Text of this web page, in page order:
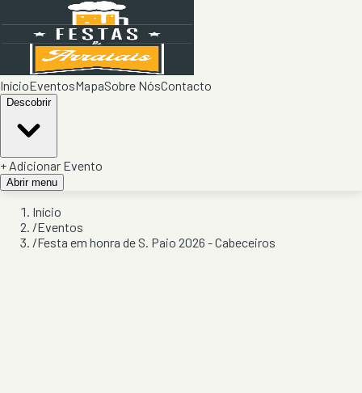
InícioEventosMapaSobre NósContacto
Descobrir
+ Adicionar Evento
Abrir menu
Início
/Eventos
/Festa em honra de S. Paio 2026 - Cabeceiros